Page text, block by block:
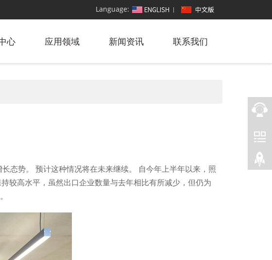
Language:
心 应用领域 新闻资讯 联系我们
态势。 预计这种情况将在未来继续。 自今年上半年以来，照
较高水平，虽然出口企业数量与去年相比有所减少，但仍为